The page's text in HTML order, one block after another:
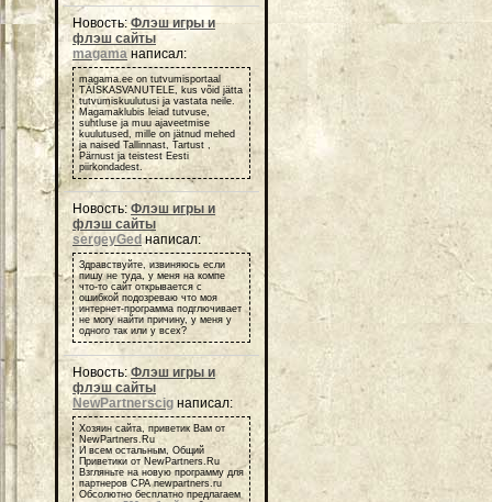
Новость:Флэш игры и
флэш сайты
magama написал:
magama.ee on tutvumisportaal
TÄISKASVANUTELE, kus võid jätta
tutvumiskuulutusi ja vastata neile.
Magamaklubis leiad tutvuse,
suhtluse ja muu ajaveetmise
kuulutused, mille on jätnud mehed
ja naised Tallinnast, Tartust ,
Pärnust ja teistest Eesti
piirkondadest.
Новость: Флэш игры и
флэш сайты
sergeyGedнаписал:
Здравствуйте, извиняюсь если
пишу не туда, у меня на компе
что-то сайт открывается с
ошибкой подозреваю что моя
интернет-программа подглючивает
не могу найти причину, у меня у
одного так или у всех?
Новость:Флэш игры и
флэш сайты
NewPartnerscig написал:
Хозяин сайта, приветик Вам от
NewPartners.Ru
И всем остальным, Общий
Приветики от NewPartners.Ru
Взгляньте на новую программу для
партнеров СРА newpartners.ru
Обсолютно бесплатно предлагаем